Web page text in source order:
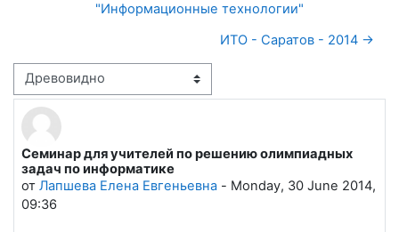
"Информационные технологии"
ИТО - Саратов - 2014 →
Режим отображения
Семинар для учителей по решению олимпиадных
задач по информатике
от Лапшева Елена Евгеньевна - Monday, 30 June 2014,
09:36
Количество ответов: 0